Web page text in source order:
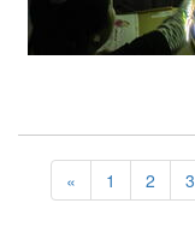
« 1 2 3